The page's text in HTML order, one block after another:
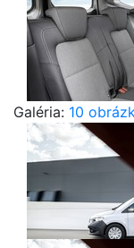
Galéria: 10